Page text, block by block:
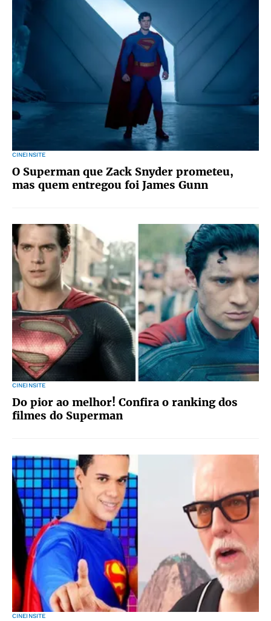
CINEINSITE
O Superman que Zack Snyder prometeu,
mas quem entregou foi James Gunn
CINEINSITE
Do pior ao melhor! Confira o ranking dos
filmes do Superman
CINEINSITE